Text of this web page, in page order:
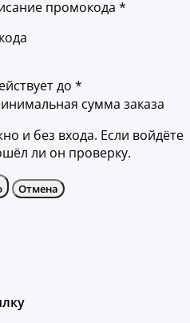
промокода *
до *
сумма заказа
и без входа. Если войдёте
ли он проверку.
Отмена